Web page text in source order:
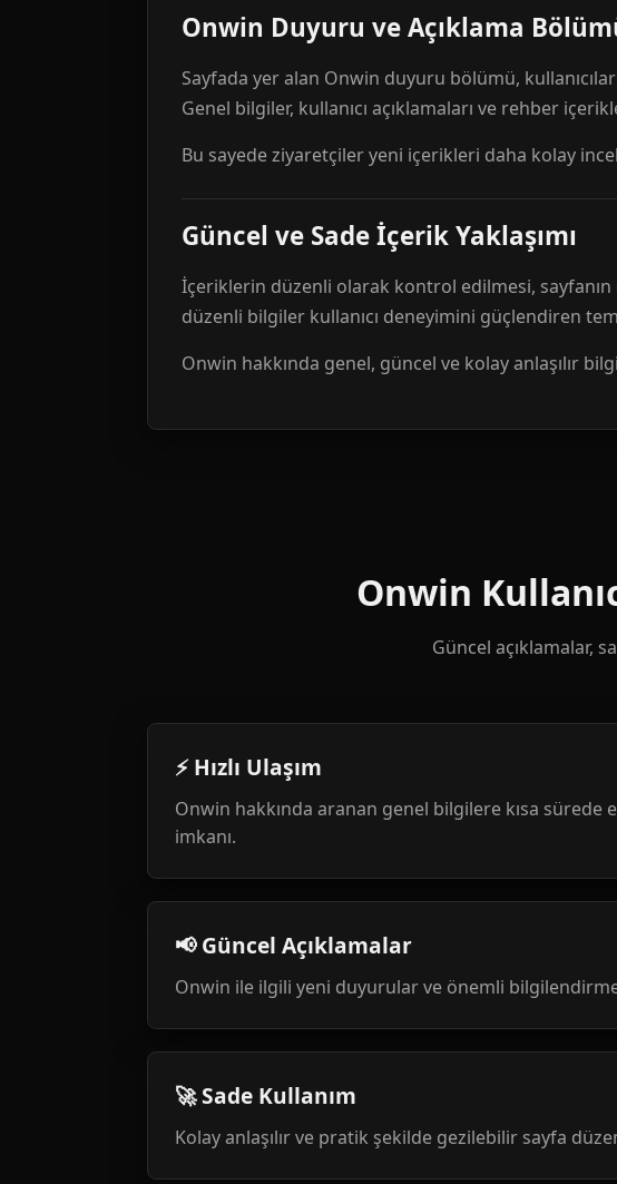
Onwin Duyuru ve Açıklama
Sayfada yer alan Onwin duyuru bölümü,
Genel bilgiler, kullanıcı açıklamaları ve rehber
Bu sayede ziyaretçiler yeni içerikleri daha kolay
Güncel ve Sade İçerik Yaklaşımı
İçeriklerin düzenli olarak kontrol edilmesi, sayfanın
düzenli bilgiler kullanıcı deneyimini güçlendiren
Onwin hakkında genel, güncel ve kolay anlaşılır
Onwin
Güncel açıklamalar,
⚡ Hızlı Ulaşım
Onwin hakkında aranan genel bilgilere kısa sürede
imkanı.
📢 Güncel Açıklamalar
Onwin ile ilgili yeni duyurular ve önemli bilgilendirme
🚀 Sade Kullanım
Kolay anlaşılır ve pratik şekilde gezilebilir sayfa